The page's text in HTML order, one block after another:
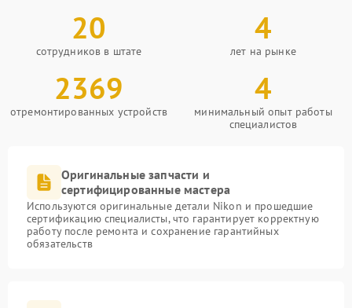
20
сотрудников в штате
4
лет на рынке
2369
отремонтированных устройств
4
минимальный опыт работы
специалистов
Оригинальные запчасти и
сертифицированные мастера
Используются оригинальные детали Nikon и прошедшие
сертификацию специалисты, что гарантирует корректную
работу после ремонта и сохранение гарантийных
обязательств